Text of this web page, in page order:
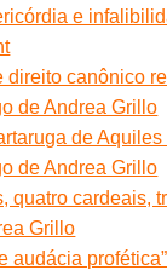
e
direito canônico
de Andrea Grillo
de
de Andrea Grillo
quatro cardeais,
Grillo
audácia